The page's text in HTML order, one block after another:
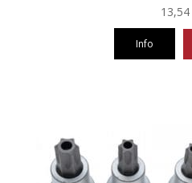
13,54
Info